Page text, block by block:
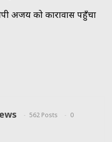
अजय को कारावास पहुँचा
562 Posts
0